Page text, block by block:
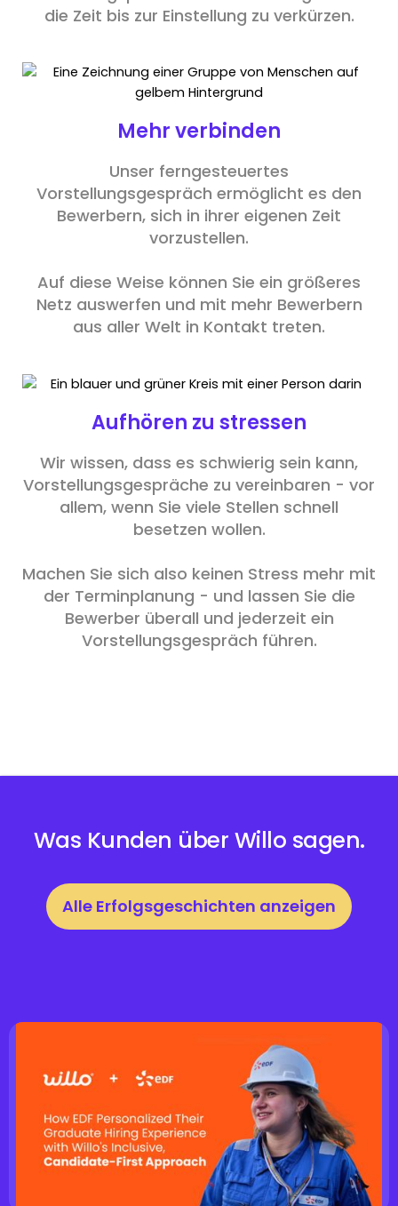
die Zeit bis zur Einstellung zu verkürzen.
Mehr verbinden
Unser ferngesteuertes
Vorstellungsgespräch ermöglicht es den
Bewerbern, sich in ihrer eigenen Zeit
vorzustellen.
Auf diese Weise können Sie ein größeres
Netz auswerfen und mit mehr Bewerbern
aus aller Welt in Kontakt treten.
Aufhören zu stressen
Wir wissen, dass es schwierig sein kann,
Vorstellungsgespräche zu vereinbaren - vor
allem, wenn Sie viele Stellen schnell
besetzen wollen.
Machen Sie sich also keinen Stress mehr mit
der Terminplanung - und lassen Sie die
Bewerber überall und jederzeit ein
Vorstellungsgespräch führen.
Was Kunden über Willo sagen.
Alle Erfolgsgeschichten anzeigen